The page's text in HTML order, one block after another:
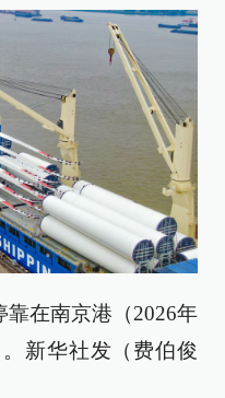
靠在南京港（2026年
新华社发（费伯俊